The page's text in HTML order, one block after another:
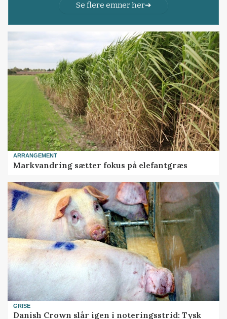
Se flere emner her
ARRANGEMENT
Markvandring sætter fokus på elefantgræs
GRISE
Danish Crown slår igen i noteringsstrid: Tysk